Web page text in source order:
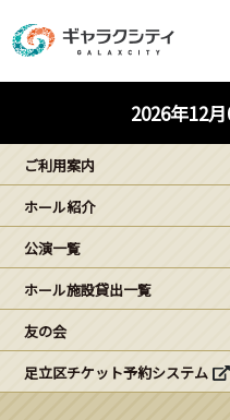
施設案内
文
ギャラクシティとは
こどもみーてぃんぐ
Gがくえん
ブランドからのお知らせ
2026年12
ご利用案内
ホール紹介
公演一覧
ホール施設貸出一覧
友の会
足立区チケット予約システム